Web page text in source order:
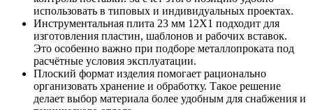
использовать в типовых и индивидуальных проектах.
Инструментальная плита 23 мм 12Х1 подходит для
изготовления пластин, шаблонов и рабочих вставок.
Это особенно важно при подборе металлопроката под
расчётные условия эксплуатации.
Плоский формат изделия помогает рационально
организовать хранение и обработку. Такое решение
делает выбор материала более удобным для снабжения и